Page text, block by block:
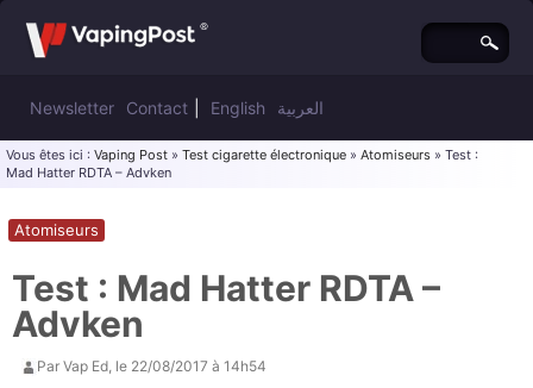
Newsletter Contact English العربية
Vous êtes ici : Vaping Post » Test cigarette électronique » Atomiseurs » Test :
Mad Hatter RDTA – Advken
Test : Mad Hatter RDTA –
Advken
Atomiseurs
Par Vap Ed, le 22/08/2017 à 14h54